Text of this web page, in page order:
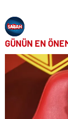
GÜNÜN EN